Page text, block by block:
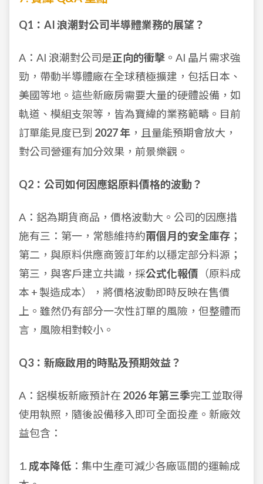
Q1：AI 浪潮對公司半導體業務的展望？
A：AI 浪潮對公司是正向的衝擊 。AI 晶片需求強
勁，帶動半導體廠在全球積極擴建，包括日本、
美國等地。這些新廠房需要大量的硬體設備，如
軌道、模組支架等，皆為寶緯的業務範疇。目前
訂單能見度已到 2027 年 ，且量能預期會放大，
對公司營運有加分效果，前景樂觀。
Q2：公司如何因應鋁原料價格的波動？
A：鋁為期貨商品，價格波動大。公司的因應措
施有三：第一，常態維持約兩個月的安全庫存 ；
第二，與原料供應商簽訂年約以穩定部分料源；
第三，與客戶建立共識，採公式化報價 （原料成
本 + 製造成本），將價格波動即時反映在售價
上。雖然仍有部分一次性訂單的風險，但整體而
言，風險相對較小。
Q3：新廠啟用的時點及預期效益？
A：鋁模板新廠預計在 2026 年第三季完工並取得
使用執照，隨後設備移入即可全面投產。新廠效
益包含：
1. 成本降低 ：集中生產可減少各廠區間的運輸成